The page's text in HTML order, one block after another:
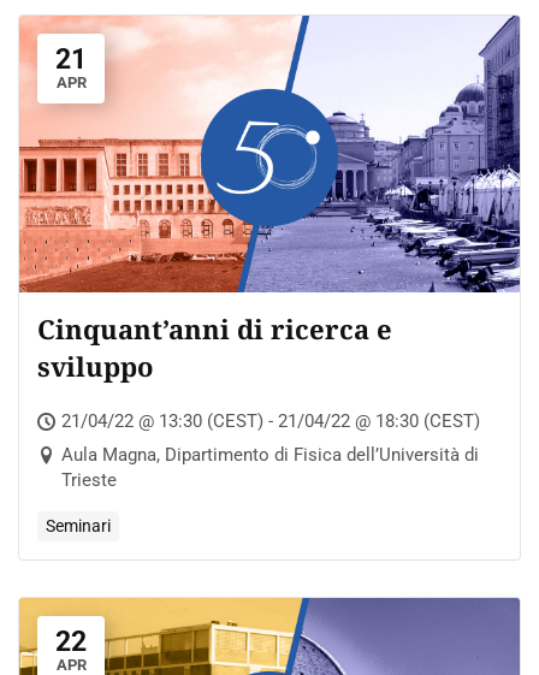
21
APR
Cinquant’anni di ricerca e
sviluppo
21/04/22 @ 13:30 (CEST) - 21/04/22 @ 18:30 (CEST)
Aula Magna, Dipartimento di Fisica dell’Università di
Trieste
Seminari
22
APR